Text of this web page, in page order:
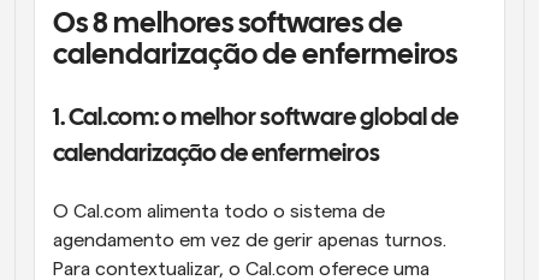
Os 8 melhores softwares de
calendarização de enfermeiros
1. Cal.com: o melhor software global de
calendarização de enfermeiros
O Cal.com alimenta todo o sistema de
agendamento em vez de gerir apenas turnos.
Para contextualizar, o Cal.com oferece uma